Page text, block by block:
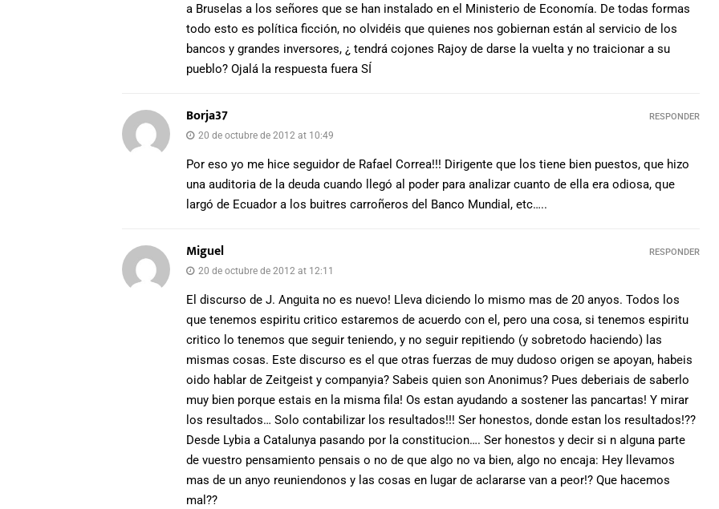
a Bruselas a los señores que se han instalado en el Ministerio de Economía. De todas formas
todo esto es política ficción, no olvidéis que quienes nos gobiernan están al servicio de los
bancos y grandes inversores, ¿ tendrá cojones Rajoy de darse la vuelta y no traicionar a su
pueblo? Ojalá la respuesta fuera SÍ
Borja37
20 de octubre de 2012 at 10:49
Por eso yo me hice seguidor de Rafael Correa!!! Dirigente que los tiene bien puestos, que hizo
una auditoria de la deuda cuando llegó al poder para analizar cuanto de ella era odiosa, que
largó de Ecuador a los buitres carroñeros del Banco Mundial, etc…..
RESPONDER
Miguel
20 de octubre de 2012 at 12:11
El discurso de J. Anguita no es nuevo! Lleva diciendo lo mismo mas de 20 anyos. Todos los
que tenemos espiritu critico estaremos de acuerdo con el, pero una cosa, si tenemos espiritu
critico lo tenemos que seguir teniendo, y no seguir repitiendo (y sobretodo haciendo) las
mismas cosas. Este discurso es el que otras fuerzas de muy dudoso origen se apoyan, habeis
oido hablar de Zeitgeist y companyia? Sabeis quien son Anonimus? Pues deberiais de saberlo
muy bien porque estais en la misma fila! Os estan ayudando a sostener las pancartas! Y mirar
los resultados… Solo contabilizar los resultados!!! Ser honestos, donde estan los resultados!??
Desde Lybia a Catalunya pasando por la constitucion…. Ser honestos y decir si n alguna parte
de vuestro pensamiento pensais o no de que algo no va bien, algo no encaja: Hey llevamos
mas de un anyo reuniendonos y las cosas en lugar de aclararse van a peor!? Que hacemos
mal??
RESPONDER